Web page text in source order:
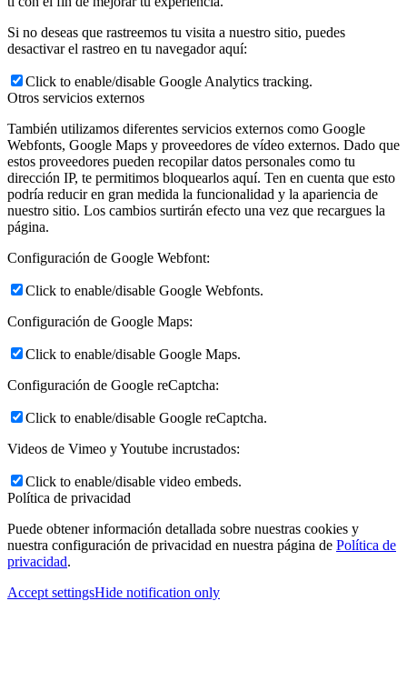
Si no deseas que rastreemos tu visita a nuestro sitio, puedes
desactivar el rastreo en tu navegador aquí:
Click to enable/disable Google Analytics tracking.
Otros servicios externos
También utilizamos diferentes servicios externos como Google
Webfonts, Google Maps y proveedores de vídeo externos. Dado que
estos proveedores pueden recopilar datos personales como tu
dirección IP, te permitimos bloquearlos aquí. Ten en cuenta que esto
podría reducir en gran medida la funcionalidad y la apariencia de
nuestro sitio. Los cambios surtirán efecto una vez que recargues la
página.
Configuración de Google Webfont:
Click to enable/disable Google Webfonts.
Configuración de Google Maps:
Click to enable/disable Google Maps.
Configuración de Google reCaptcha:
Click to enable/disable Google reCaptcha.
Videos de Vimeo y Youtube incrustados:
Click to enable/disable video embeds.
Política de privacidad
Puede obtener información detallada sobre nuestras cookies y
nuestra configuración de privacidad en nuestra página de Política de
privacidad.
Accept settingsHide notification only